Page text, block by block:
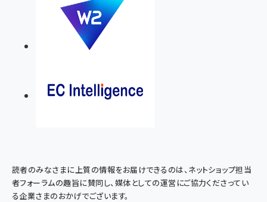
読者のみなさまに上質の情報をお届けできるのは、ネットショップ担当
者フォーラムの趣旨に賛同し、媒体としての運営にご協力くださってい
る企業さまのおかげでございます。